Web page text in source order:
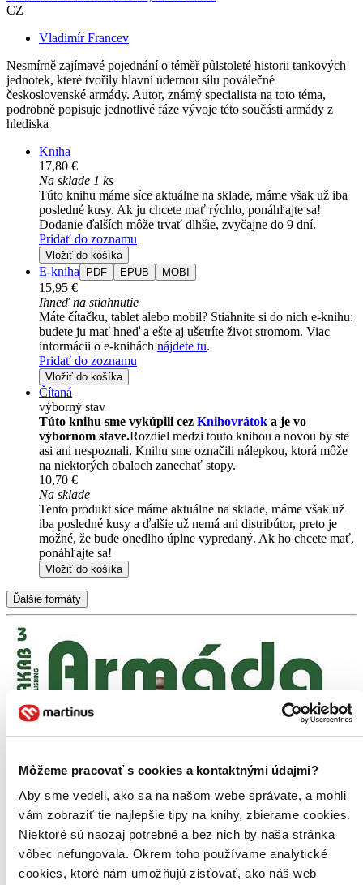
Môžeme pracovať s cookies a kontaktnými údajmi?
Aby sme vedeli, ako sa na našom webe správate, a mohli
vám zobraziť tie najlepšie tipy na knihy, zbierame cookies.
Niektoré sú naozaj potrebné a bez nich by naša stránka
vôbec nefungovala. Okrem toho používame analytické
cookies, ktoré nám umožňujú zisťovať, ako náš web
CZ
Vladimír Francev
Nesmírně zajímavé pojednání o téměř půlstoleté historii tankových
jednotek, které tvořily hlavní údernou sílu poválečné
československé armády. Autor, známý specialista na toto téma,
podrobně popisuje jednotlivé fáze vývoje této součásti armády z
hlediska
Kniha
17,80 €
Na sklade 1 ks
Túto knihu máme síce aktuálne na sklade, máme však už iba
posledné kusy. Ak ju chcete mať rýchlo, ponáhľajte sa!
Dodanie ďalších môže trvať dlhšie, zvyčajne do 9 dní.
Pridať do zoznamu
Vložiť do košíka
E-kniha PDF EPUB MOBI
15,95 €
Ihneď na stiahnutie
Máte čítačku, tablet alebo mobil? Stiahnite si do nich e-knihu:
budete ju mať hneď a ešte aj ušetríte život stromom. Viac
informácii o e-knihách nájdete tu.
Pridať do zoznamu
Vložiť do košíka
Čítaná
výborný stav
Túto knihu sme vykúpili cez Knihovrátok a je vo
výbornom stave.Rozdiel medzi touto knihou a novou by ste
asi ani nespoznali. Knihu sme označili nálepkou, ktorá môže
na niektorých obaloch zanechať stopy.
10,70 €
Na sklade
Tento produkt síce máme aktuálne na sklade, máme však už
iba posledné kusy a ďalšie už nemá ani distribútor, preto je
možné, že bude onedlho úplne vypredaný. Ak ho chcete mať,
ponáhľajte sa!
Vložiť do košíka
Ďalšie formáty